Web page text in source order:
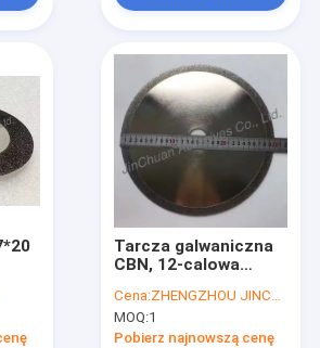
Tarcza galwaniczna
CBN, 12-calowa
ziarnistości do cięcia
stali sprężynowej
Cena:ZHENGZHOU JINCHUAN ABRASIVES CO., LTD.
MOQ:1
Pobierz najnowszą cenę